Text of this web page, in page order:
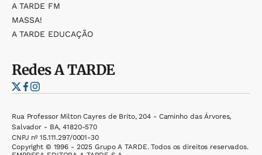
A TARDE FM
MASSA!
A TARDE EDUCAÇÃO
RedesA TARDE
Rua Professor Milton Cayres de Brito, 204 - Caminho das Árvores,
Salvador - BA, 41820-570
CNPJ nº 15.111.297/0001-30
Copyright © 1996 - 2025 Grupo A TARDE. Todos os direitos reservados.